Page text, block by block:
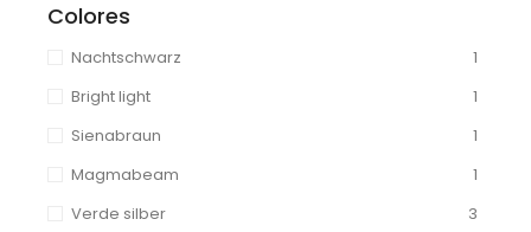
Colores
Nachtschwarz
1
Bright light
1
Sienabraun
1
Magmabeam
1
Verde silber
3